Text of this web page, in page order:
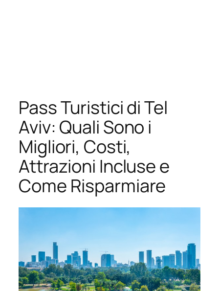
Pass Turistici di Tel
Aviv: Quali Sono i
Migliori, Costi,
Attrazioni Incluse e
Come Risparmiare